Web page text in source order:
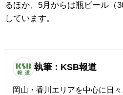
るほか、5月からは瓶ビール（
しています。
執筆：KSB報道
岡山・香川エリアを中心に日